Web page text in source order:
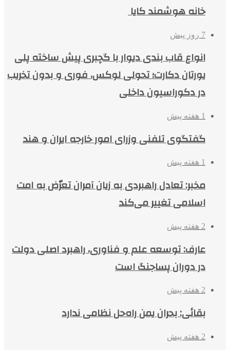
خانه هوشمند کایا
7 روز پیش
انواع قاب بندی دیوار با گچبری پیش ساخته پلی
یورتان دکارت؛ تحولی لوکس، فوری و بدون تخریب
در دکوراسیون داخلی
1 هفته پیش
گفتگوی تلفنی وزرای امور خارجه ایران و هند
1 هفته پیش
مخبر: تعادل راهبردی به زیان آمران تعرّض به امت
اسلامی تغییر می‌کند
2 هفته پیش
عارف: توسعه علم و فناوری، راهبرد اصلی دولت
در دوران پساجنگ است
2 هفته پیش
بقائی: بحران یمن راه‌حل نظامی ندارد
2 هفته پیش